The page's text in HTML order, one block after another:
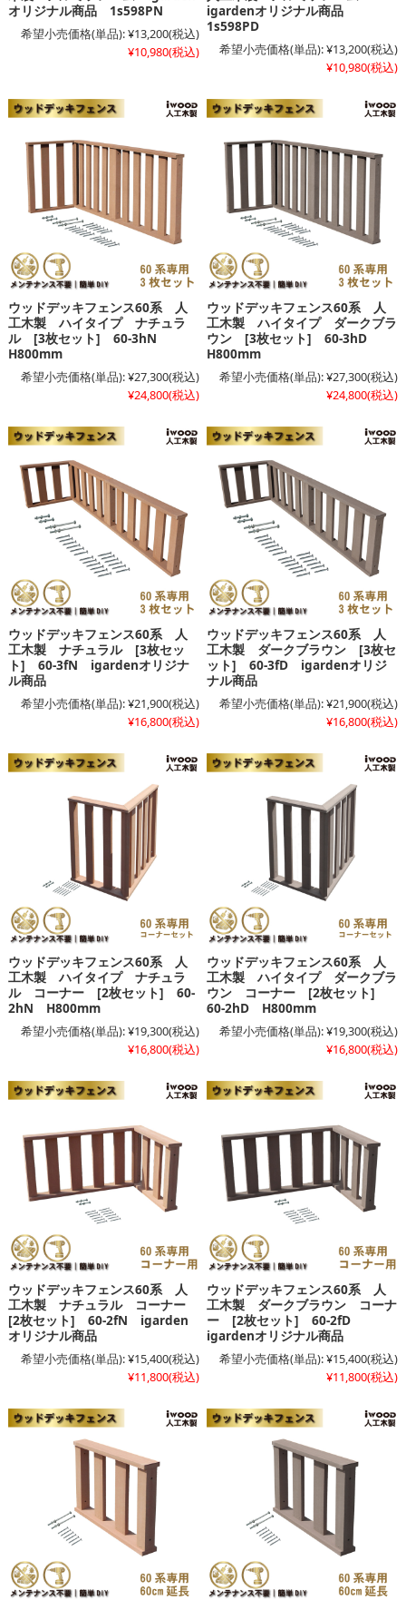
オリジナル商品 1s598PN
希望小売価格(単品):¥13,200(税込)
¥10,980(税込)
igardenオリジナル商品
1s598PD
希望小売価格(単品):¥13,200(税込)
¥10,980(税込)
ウッドデッキフェンス60系 人
工木製 ハイタイプ ナチュラ
ル [3枚セット] 60-3hN
H800mm
希望小売価格(単品):¥27,300(税込)
¥24,800(税込)
ウッドデッキフェンス60系 人
工木製 ハイタイプ ダークブラ
ウン [3枚セット] 60-3hD
H800mm
希望小売価格(単品):¥27,300(税込)
¥24,800(税込)
ウッドデッキフェンス60系 人
工木製 ナチュラル [3枚セッ
ト] 60-3fN igardenオリジナ
ル商品
希望小売価格(単品):¥21,900(税込)
¥16,800(税込)
ウッドデッキフェンス60系 人
工木製 ダークブラウン [3枚セ
ット] 60-3fD igardenオリジ
ナル商品
希望小売価格(単品):¥21,900(税込)
¥16,800(税込)
ウッドデッキフェンス60系 人
工木製 ハイタイプ ナチュラ
ル コーナー [2枚セット] 60-
2hN H800mm
希望小売価格(単品):¥19,300(税込)
¥16,800(税込)
ウッドデッキフェンス60系 人
工木製 ハイタイプ ダークブラ
ウン コーナー [2枚セット]
60-2hD H800mm
希望小売価格(単品):¥19,300(税込)
¥16,800(税込)
ウッドデッキフェンス60系 人
工木製 ナチュラル コーナー
[2枚セット] 60-2fN igarden
オリジナル商品
希望小売価格(単品):¥15,400(税込)
¥11,800(税込)
ウッドデッキフェンス60系 人
工木製 ダークブラウン コーナ
ー [2枚セット] 60-2fD
igardenオリジナル商品
希望小売価格(単品):¥15,400(税込)
¥11,800(税込)